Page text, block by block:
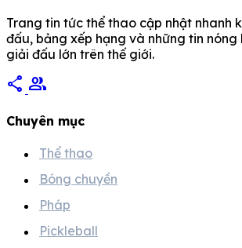
Trang tin tức thể thao cập nhật nhanh
đấu, bảng xếp hạng và những tin
giải đấu lớn trên thế giới.
share group
Chuyên mục
Thể thao
Bóng chuyền
Pháp
Pickleball